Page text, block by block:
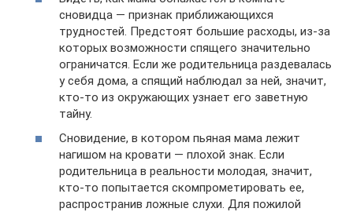
сновидца — признак приближающихся
трудностей. Предстоят большие расходы, из-за
которых возможности спящего значительно
ограничатся. Если же родительница раздевалась
у себя дома, а спящий наблюдал за ней, значит,
кто-то из окружающих узнает его заветную
тайну.
Сновидение, в котором пьяная мама лежит
нагишом на кровати — плохой знак. Если
родительница в реальности молодая, значит,
кто-то попытается скомпрометировать ее,
распространив ложные слухи. Для пожилой